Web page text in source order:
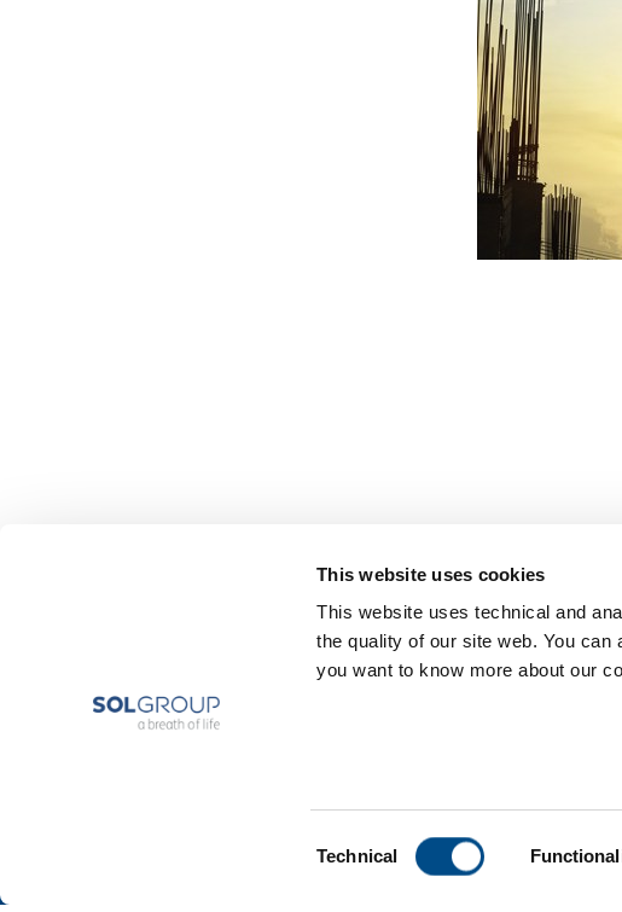
This website uses cookies
This website uses technical and
the quality of our site web. You
you want to know more about our
Technical